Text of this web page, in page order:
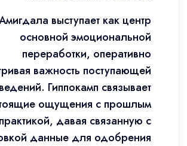
выступает как центр
основной эмоциональной
переработки, оперативно
важность поступающей
Гиппокамп связывает
ощущения с прошлым
практикой, давая связанную с
данные для одобрения